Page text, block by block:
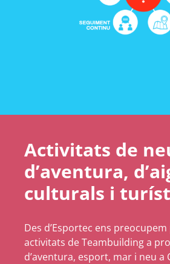
Activitats de
d’aventura,
culturals i
Des d’Esportec ens
activitats de Teambuilding a
d’aventura, esport, mar i neu a